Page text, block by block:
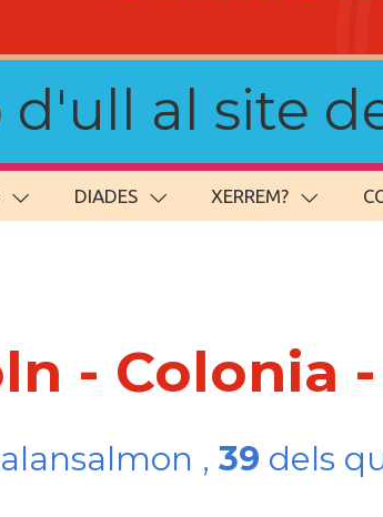
al site
DIADES XERREM?
- Colonia
, 39 dels